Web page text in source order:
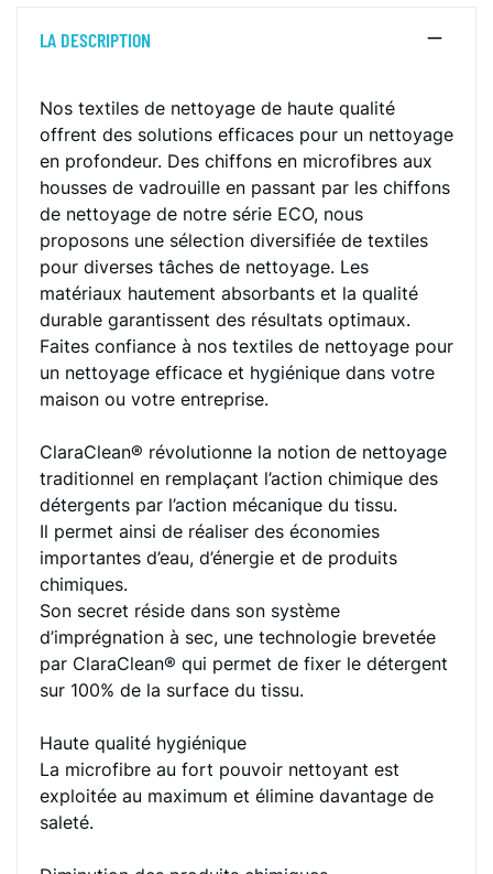
LA DESCRIPTION
Nos textiles de nettoyage de haute qualité
offrent des solutions efficaces pour un nettoyage
en profondeur. Des chiffons en microfibres aux
housses de vadrouille en passant par les chiffons
de nettoyage de notre série ECO, nous
proposons une sélection diversifiée de textiles
pour diverses tâches de nettoyage. Les
matériaux hautement absorbants et la qualité
durable garantissent des résultats optimaux.
Faites confiance à nos textiles de nettoyage pour
un nettoyage efficace et hygiénique dans votre
maison ou votre entreprise.
ClaraClean® révolutionne la notion de nettoyage
traditionnel en remplaçant l’action chimique des
détergents par l’action mécanique du tissu.
Il permet ainsi de réaliser des économies
importantes d’eau, d’énergie et de produits
chimiques.
Son secret réside dans son système
d’imprégnation à sec, une technologie brevetée
par ClaraClean® qui permet de fixer le détergent
sur 100% de la surface du tissu.
Haute qualité hygiénique
La microfibre au fort pouvoir nettoyant est
exploitée au maximum et élimine davantage de
saleté.